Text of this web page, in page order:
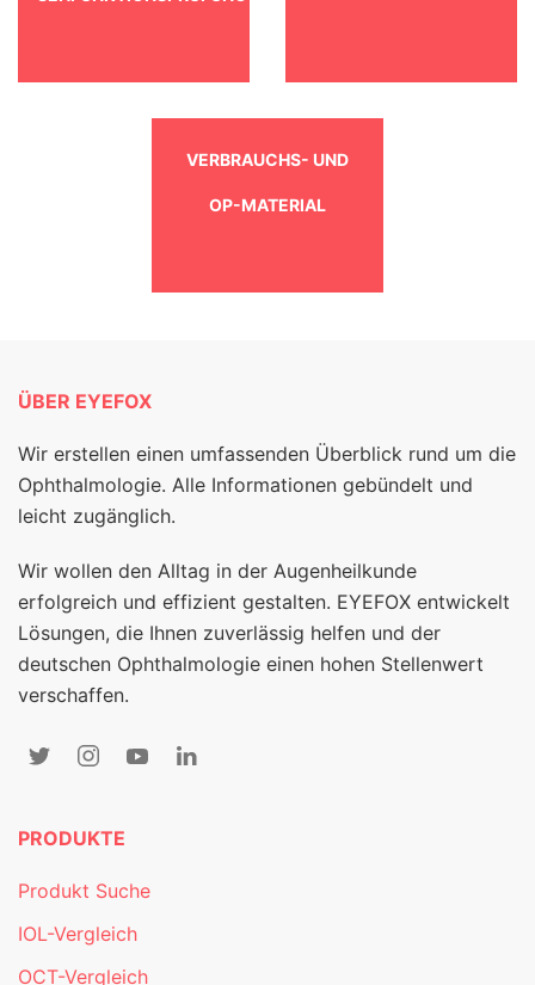
VERBRAUCHS- UND
OP-MATERIAL
ÜBER EYEFOX
Wir erstellen einen umfassenden Überblick rund um die
Ophthalmologie. Alle Informationen gebündelt und
leicht zugänglich.
Wir wollen den Alltag in der Augenheilkunde
erfolgreich und effizient gestalten. EYEFOX entwickelt
Lösungen, die Ihnen zuverlässig helfen und der
deutschen Ophthalmologie einen hohen Stellenwert
verschaffen.
PRODUKTE
Produkt Suche
IOL-Vergleich
OCT-Vergleich